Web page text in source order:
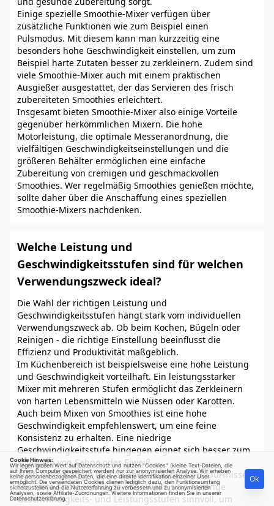
Einige spezielle Smoothie-Mixer verfügen über
zusätzliche Funktionen wie zum Beispiel einen
Pulsmodus. Mit diesem kann man kurzzeitig eine
besonders hohe Geschwindigkeit einstellen, um zum
Beispiel harte Zutaten besser zu zerkleinern. Zudem sind
viele Smoothie-Mixer auch mit einem praktischen
Ausgießer ausgestattet, der das Servieren des frisch
zubereiteten Smoothies erleichtert.
Insgesamt bieten Smoothie-Mixer also einige Vorteile
gegenüber herkömmlichen Mixern. Die hohe
Motorleistung, die optimale Messeranordnung, die
vielfältigen Geschwindigkeitseinstellungen und die
größeren Behälter ermöglichen eine einfache
Zubereitung von cremigen und geschmackvollen
Smoothies. Wer regelmäßig Smoothies genießen möchte,
sollte daher über die Anschaffung eines speziellen
Smoothie-Mixers nachdenken.
Welche Leistung und
Geschwindigkeitsstufen sind für welchen
Verwendungszweck ideal?
Die Wahl der richtigen Leistung und
Geschwindigkeitsstufen hängt stark vom individuellen
Verwendungszweck ab. Ob beim Kochen, Bügeln oder
Reinigen - die richtige Einstellung beeinflusst die
Effizienz und Produktivität maßgeblich.
Im Küchenbereich ist beispielsweise eine hohe Leistung
und Geschwindigkeit vorteilhaft. Ein leistungsstarker
Mixer mit mehreren Stufen ermöglicht das Zerkleinern
von harten Lebensmitteln wie Nüssen oder Karotten.
Auch beim Mixen von Smoothies ist eine hohe
Geschwindigkeit empfehlenswert, um eine feine
Konsistenz zu erhalten. Eine niedrige
Geschwindigkeitsstufe hingegen eignet sich besser zum
Schlagen von Sahne oder Eiweiß.
Auch beim Bügeln gibt es unterschiedliche Bedürfnisse.
Für zarte Stoffe wie Seide oder Wolle sind niedrige
Geschwindigkeits- und Leistungsstufen sinnvoll, um
Cookie Hinweis:
Wir legen großen Wert auf Datenschutz und nutzen "Cookies" (kleine Text-Dateien, die
auf Ihrem Computer gespeichert werden) nur zur anonymisierten Analyse. Wir erheben
keine personenbezogenen Daten, die eine direkte Identifikation einzelner User
ermöglicht. Die verwendeten Cookies dienen lediglich dazu, den Funktionsumfang
sicherzustellen und die Nutzererfahrung zu verbessern und zu anonymisierten
Analysen, sowie Affiliate-Zuordnungen. Weitere Informationen finden Sie in unserer
Datenschutzerklärung.
Ok